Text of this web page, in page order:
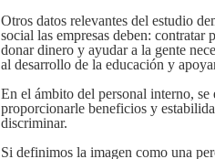
Otros datos relevantes del estudio
social las empresas deben:
donar dinero y ayudar a la gente
al desarrollo de la educación y
En el ámbito del personal interno, se
proporcionarle beneficios y
discriminar.
Si definimos la imagen como una